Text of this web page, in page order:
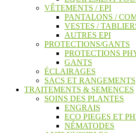
VÊTEMENTS / EPI
PANTALONS /
VESTES /
AUTRES EPI
PROTECTIONS/GANTS
PROTECTIONS
GANTS
ÉCLAIRAGES
SACS ET RANGEMENTS
TRAITEMENTS & SEMENCES
SOINS DES PLANTES
ENGRAIS
ECO PIEGES ET
NÉMATODES